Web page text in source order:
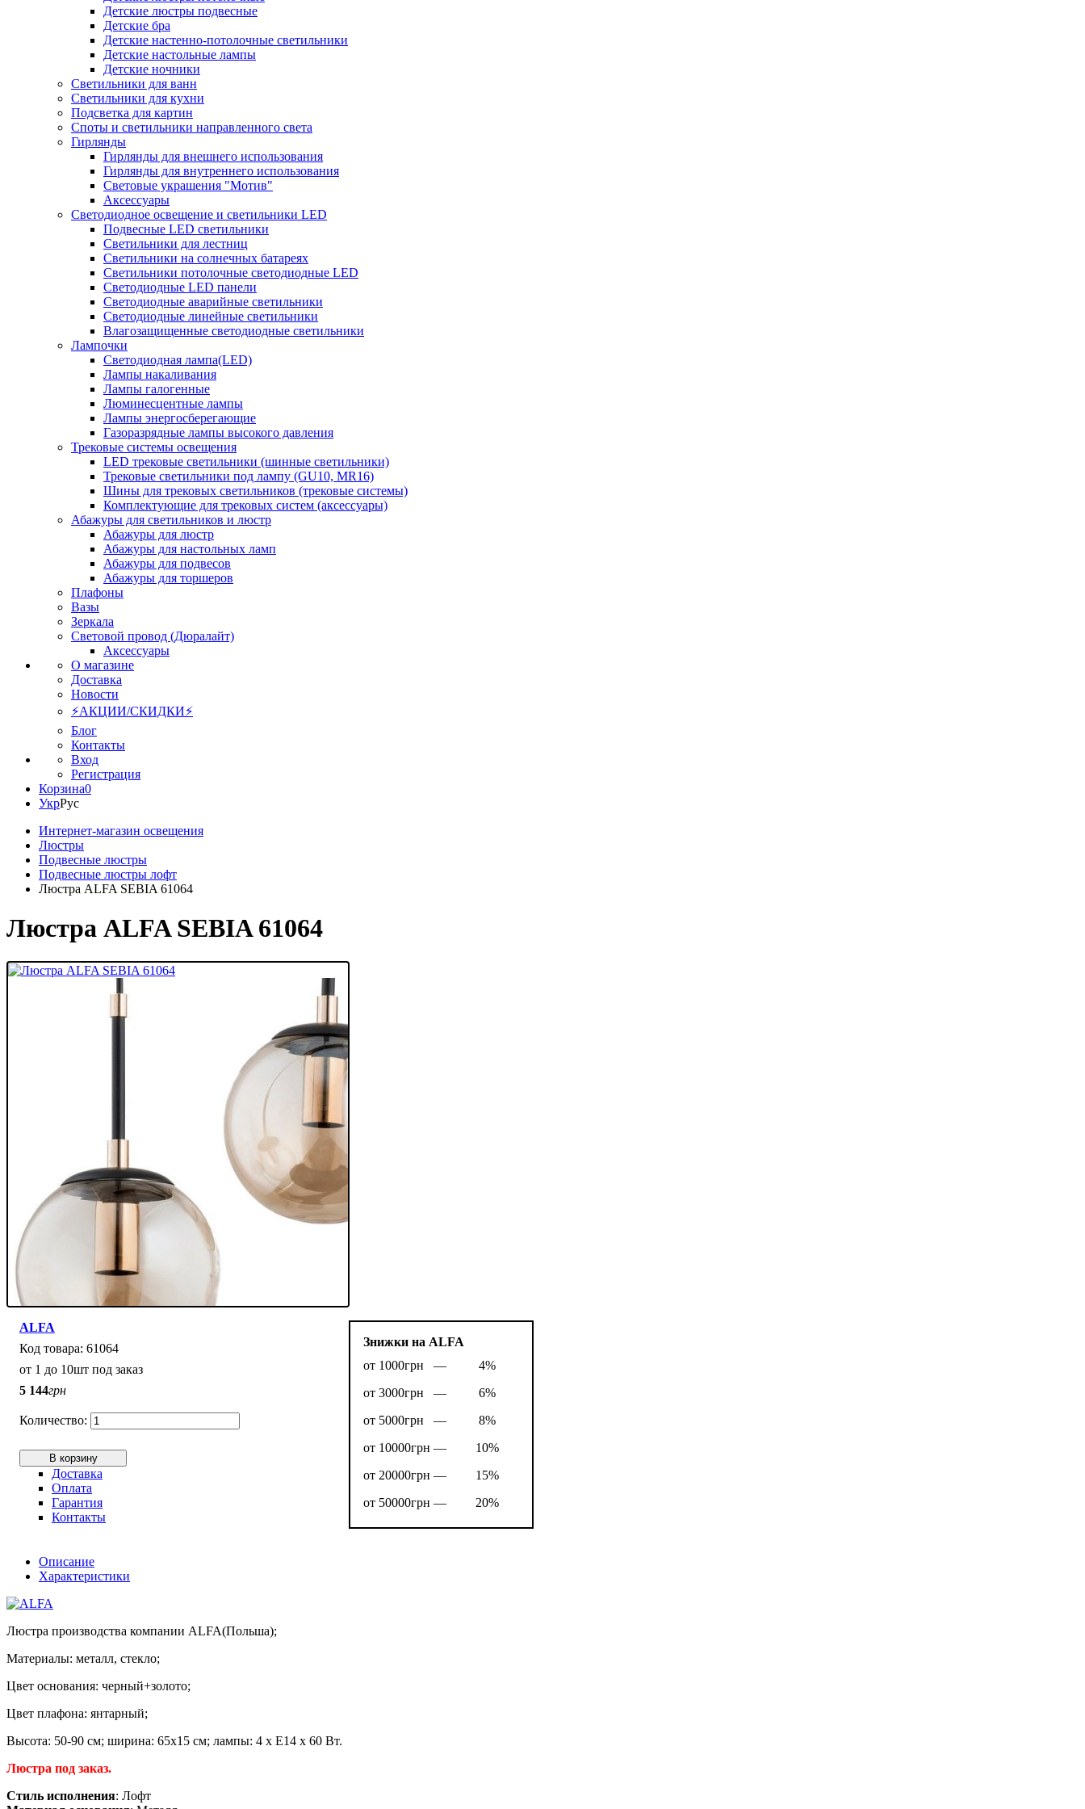
Детские люстры подвесные
Детские бра
Детские настенно-потолочные светильники
Детские настольные лампы
Детские ночники
Светильники для ванн
Светильники для кухни
Подсветка для картин
Споты и светильники направленного света
Гирлянды
Гирлянды для внешнего использования
Гирлянды для внутреннего использования
Световые украшения "Мотив"
Аксессуары
Светодиодное освещение и светильники LED
Подвесные LED светильники
Светильники для лестниц
Светильники на солнечных батареях
Светильники потолочные светодиодные LED
Светодиодные LED панели
Светодиодные аварийные светильники
Светодиодные линейные светильники
Влагозащищенные светодиодные светильники
Лампочки
Светодиодная лампа(LED)
Лампы накаливания
Лампы галогенные
Люминесцентные лампы
Лампы энергосберегающие
Газоразрядные лампы высокого давления
Трековые системы освещения
LED трековые светильники (шинные светильники)
Трековые светильники под лампу (GU10, MR16)
Шины для трековых светильников (трековые системы)
Комплектующие для трековых систем (аксессуары)
Абажуры для светильников и люстр
Абажуры для люстр
Абажуры для настольных ламп
Абажуры для подвесов
Абажуры для торшеров
Плафоны
Вазы
Зеркала
Световой провод (Дюралайт)
Аксессуары
О магазине
Доставка
Новости
⚡АКЦИИ/СКИДКИ⚡
Блог
Контакты
Вход
Регистрация
Корзина0
УкрРус
Интернет-магазин освещения
Люстры
Подвесные люстры
Подвесные люстры лофт
Люстра ALFA SEBIA 61064
Люстра ALFA SEBIA 61064
Знижки на ALFA
от 1000грн —
4%
от 3000грн —
6%
от 5000грн —
8%
от 10000грн —
10%
от 20000грн —
15%
от 50000грн —
20%
ALFA
61064
от 1 до 10шт под заказ
5 144грн
В корзину
Доставка
Оплата
Гарантия
Контакты
Описание
Характеристики
Люстра производства компании ALFA(Польша);
Материалы: металл, стекло;
Цвет основания: черный+золото;
Цвет плафона: янтарный;
Высота: 50-90 см; ширина: 65х15 см; лампы: 4 х Е14 х 60 Вт.
Люстра под заказ.
Стиль исполнения: Лофт